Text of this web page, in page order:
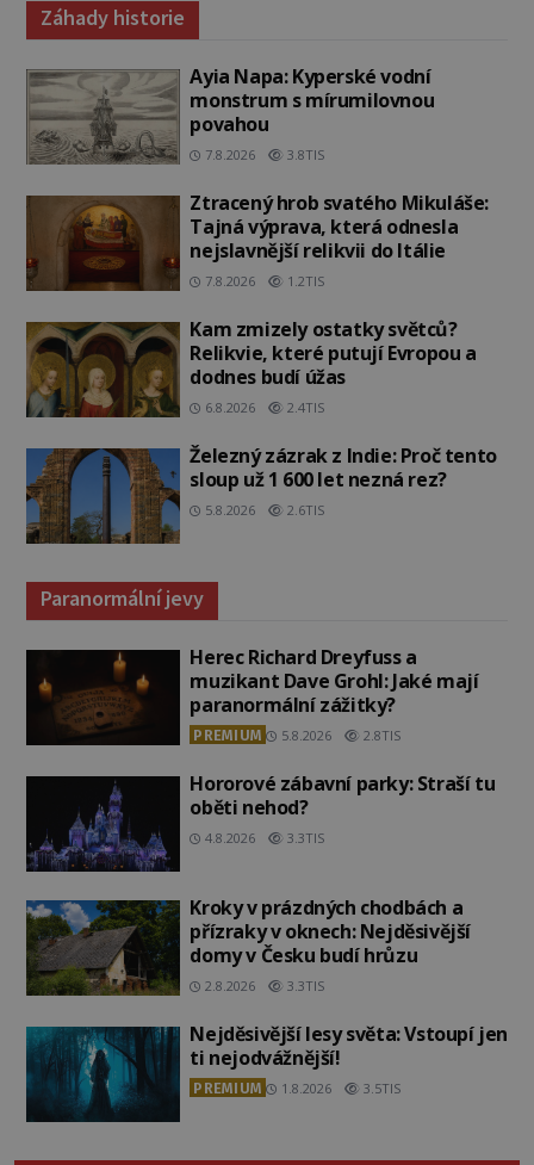
Záhady historie
Ayia Napa: Kyperské vodní
monstrum s mírumilovnou
povahou
7.8.2026 3.8TIS
Ztracený hrob svatého Mikuláše:
Tajná výprava, která odnesla
nejslavnější relikvii do Itálie
7.8.2026 1.2TIS
Kam zmizely ostatky světců?
Relikvie, které putují Evropou a
dodnes budí úžas
6.8.2026 2.4TIS
Železný zázrak z Indie: Proč tento
sloup už 1 600 let nezná rez?
5.8.2026 2.6TIS
Paranormální jevy
Herec Richard Dreyfuss a
muzikant Dave Grohl: Jaké mají
paranormální zážitky?
PREMIUM 5.8.2026 2.8TIS
Hororové zábavní parky: Straší tu
oběti nehod?
4.8.2026 3.3TIS
Kroky v prázdných chodbách a
přízraky v oknech: Nejděsivější
domy v Česku budí hrůzu
2.8.2026 3.3TIS
Nejděsivější lesy světa: Vstoupí jen
ti nejodvážnější!
PREMIUM 1.8.2026 3.5TIS